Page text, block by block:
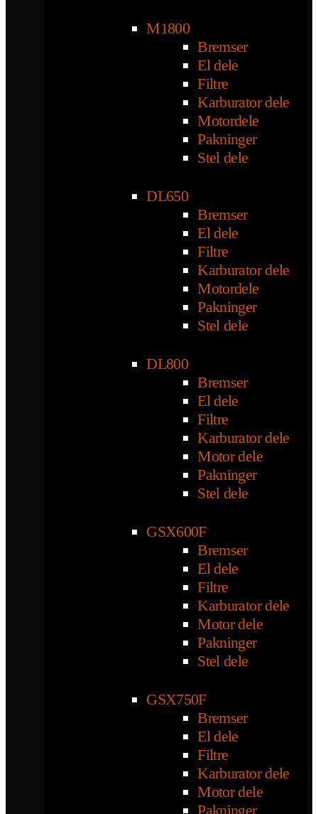
M1800
Bremser
El dele
Filtre
Karburator dele
Motordele
Pakninger
Stel dele
DL650
Bremser
El dele
Filtre
Karburator dele
Motordele
Pakninger
Stel dele
DL800
Bremser
El dele
Filtre
Karburator dele
Motor dele
Pakninger
Stel dele
GSX600F
Bremser
El dele
Filtre
Karburator dele
Motor dele
Pakninger
Stel dele
GSX750F
Bremser
El dele
Filtre
Karburator dele
Motor dele
Pakninger